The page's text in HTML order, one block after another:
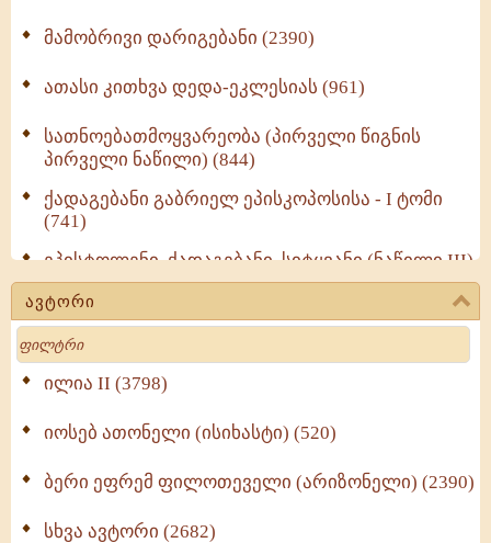
მამობრივი დარიგებანი (2390)
ათასი კითხვა დედა-ეკლესიას (961)
სათნოებათმოყვარეობა (პირველი წიგნის
პირველი ნაწილი) (844)
ქადაგებანი გაბრიელ ეპისკოპოსისა - I ტომი
(741)
ეპისტოლენი, ქადაგებანი, სიტყვანი (ნაწილი III)
(723)
მოძღვრის ძალზე სასარგებლო რჩევები
მრევლისათვის (545)
Wisdomge (514)
ქადაგებანი გაბრიელ ეპისკოპოსისა - II ტომი
სულიერი ცხოვრების სახელმძღვანელო -
ნაწილი II (369)
ავტორი
Search
ილია II (3798)
იოსებ ათონელი (ისიხასტი) (520)
ბერი ეფრემ ფილოთეველი (არიზონელი) (2390)
სხვა ავტორი (2682)